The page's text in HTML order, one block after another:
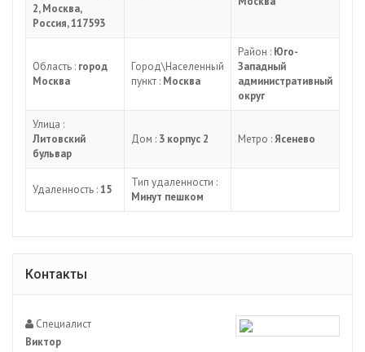
2, Москва,
Россия, 117593
Область : город
Москва
Город\Населенный
пункт : Москва
Район : Юго-
Западный
административный
округ
Улица :
Литовский
бульвар
Дом : 3 корпус 2 Метро :Ясенево
Удаленность :15
Тип удаленности :
Минут пешком
Контакты
Специалист
Виктор